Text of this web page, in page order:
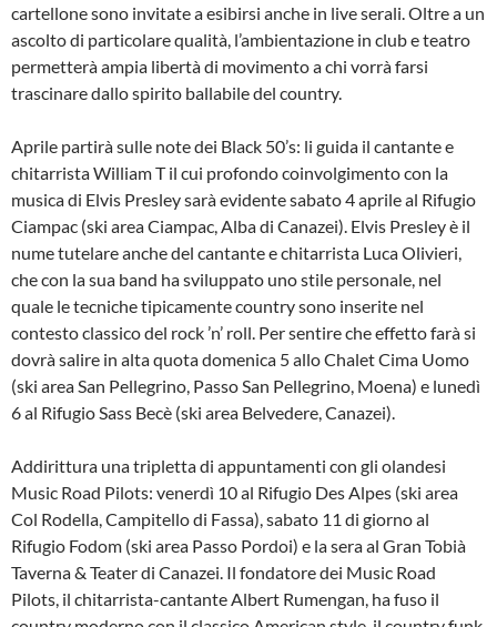
cartellone sono invitate a esibirsi anche in live serali. Oltre a un
ascolto di particolare qualità, l’ambientazione in club e teatro
permetterà ampia libertà di movimento a chi vorrà farsi
trascinare dallo spirito ballabile del country.
Aprile partirà sulle note dei Black 50’s: li guida il cantante e
chitarrista William T il cui profondo coinvolgimento con la
musica di Elvis Presley sarà evidente sabato 4 aprile al Rifugio
Ciampac (ski area Ciampac, Alba di Canazei). Elvis Presley è il
nume tutelare anche del cantante e chitarrista Luca Olivieri,
che con la sua band ha sviluppato uno stile personale, nel
quale le tecniche tipicamente country sono inserite nel
contesto classico del rock ’n’ roll. Per sentire che effetto farà si
dovrà salire in alta quota domenica 5 allo Chalet Cima Uomo
(ski area San Pellegrino, Passo San Pellegrino, Moena) e lunedì
6 al Rifugio Sass Becè (ski area Belvedere, Canazei).
Addirittura una tripletta di appuntamenti con gli olandesi
Music Road Pilots: venerdì 10 al Rifugio Des Alpes (ski area
Col Rodella, Campitello di Fassa), sabato 11 di giorno al
Rifugio Fodom (ski area Passo Pordoi) e la sera al Gran Tobià
Taverna & Teater di Canazei. Il fondatore dei Music Road
Pilots, il chitarrista-cantante Albert Rumengan, ha fuso il